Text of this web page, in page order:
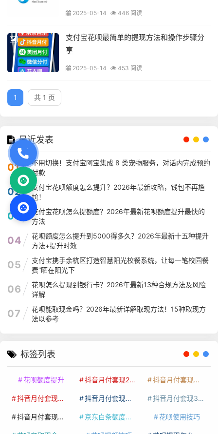
2025-05-14 446 阅读
支付宝花呗最简单的提现方法和操作步骤分
享
2025-05-14 453 阅读
1 共 1 页
最近发表
01
不用切换！支付宝阿宝集成 8 类宠物服务，对话内完成预约
付款
02
支付宝花呗额度怎么提升？2026年最新攻略，钱包不再尴
尬！
03
支付宝花呗怎么提额度？2026年最新花呗额度提升最快的
方法
04
花呗额度怎么提升到5000得多久？2026年最新十五种提升
方法+提升时效
05
支付宝携手余杭区打造智慧阳光校餐系统，让每一笔校园餐
费“晒在阳光下
06
花呗怎么提现到银行卡？2026年最新13种合规方法及风险
详解
07
花呗能取现金吗？2026年最新详解取现方法！15种取现方
法以参考
标签列表
花呗额度提升 抖音月付套现24小时接单 抖音月付套现怎么套
抖音月付套现多少手续费 抖音月付套现商家有哪些 抖音月付套现30秒技巧
抖音月付套现最新方法 京东白条额度提升 花呗使用技巧